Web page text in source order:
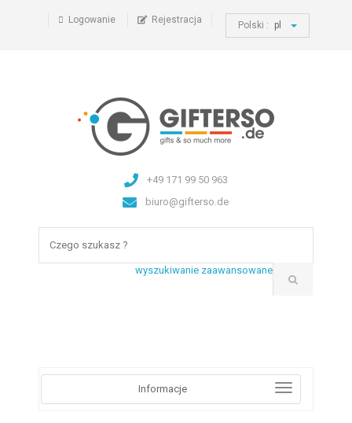
Logowanie Rejestracja Polski : pl
+49 171 99 50 963
biuro@gifterso.de
wyszukiwanie zaawansowane
Informacje